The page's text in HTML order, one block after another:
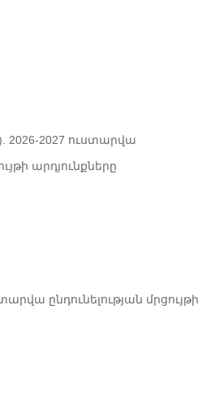
2026-2027 ուստարվա
արդյունքները
ընդունելության մրցույթի